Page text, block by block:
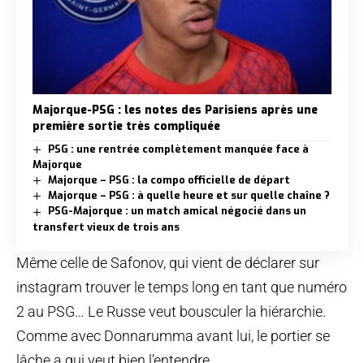
Majorque-PSG : les notes des Parisiens après une
première sortie très compliquée
PSG : une rentrée complètement manquée face à
Majorque
Majorque – PSG : la compo officielle de départ
Majorque – PSG : à quelle heure et sur quelle chaîne ?
PSG-Majorque : un match amical négocié dans un
transfert vieux de trois ans
Même celle de Safonov, qui vient de déclarer sur
instagram trouver le temps long en tant que numéro
2 au PSG… Le Russe veut bousculer la hiérarchie.
Comme avec Donnarumma avant lui, le portier se